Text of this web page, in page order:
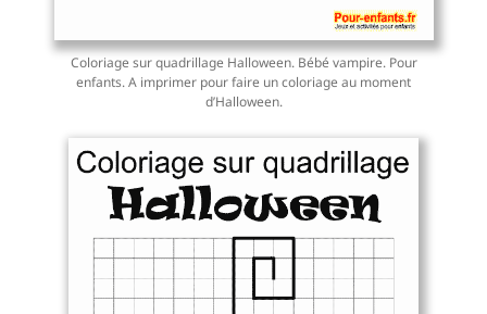
Coloriage sur quadrillage Halloween. Bébé vampire. Pour
enfants. A imprimer pour faire un coloriage au moment
d’Halloween.